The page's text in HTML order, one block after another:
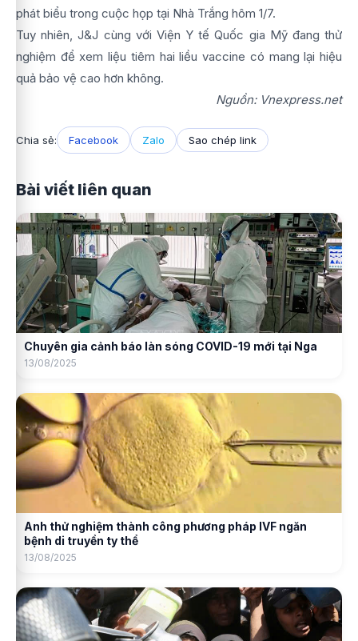
phát biểu trong cuộc họp tại Nhà Trắng hôm 1/7.
Tuy nhiên, J&J cùng với Viện Y tế Quốc gia Mỹ đang thử
nghiệm để xem liệu tiêm hai liều vaccine có mang lại hiệu
quả bảo vệ cao hơn không.
Nguồn: Vnexpress.net
Chia sẻ: Facebook Zalo Sao chép link
Bài viết liên quan
Chuyên gia cảnh báo làn sóng COVID-19 mới tại Nga
13/08/2025
Anh thử nghiệm thành công phương pháp IVF ngăn
bệnh di truyền ty thể
13/08/2025